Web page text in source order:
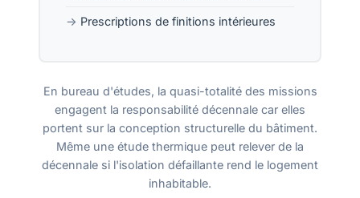
Prescriptions de finitions intérieures
En bureau d'études, la quasi-totalité des missions
engagent la responsabilité décennale car elles
portent sur la conception structurelle du bâtiment.
Même une étude thermique peut relever de la
décennale si l'isolation défaillante rend le logement
inhabitable.